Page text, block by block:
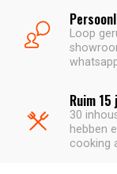
Loop
Ruim
30
hebben
cooking